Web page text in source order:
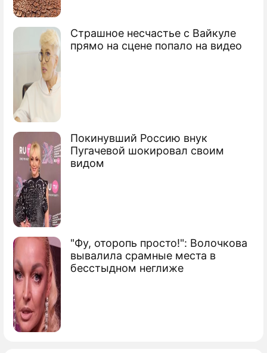
Страшное несчастье с Вайкуле
прямо на сцене попало на видео
Покинувший Россию внук
Пугачевой шокировал своим
видом
"Фу, оторопь просто!": Волочкова
вывалила срамные места в
бесстыдном неглиже
Россиянам запретили пить пиво на
улице
Онищенко просит заменить газировку
соком
загорать
Сюжеты